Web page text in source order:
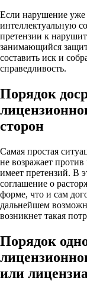
Если нарушение
интеллектуальную
претензии к
занимающийся
составить иск и
справедливость.
Порядок
сторон
Самая простая
не возражает
имеет претензий. В
соглашение о
форме, что и сам
дальнейшем
возникнет такая
Порядок
или